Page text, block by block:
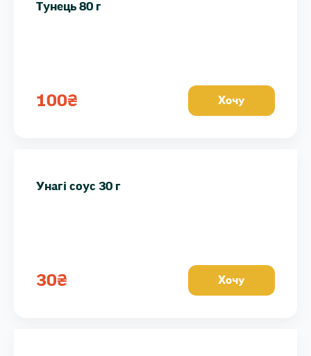
Тунець 80 г
100₴ Хочу
Унагі соус 30 г
30₴ Хочу